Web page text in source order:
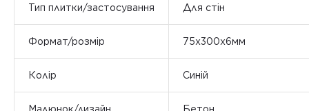
Тип плитки/застосування Для стін
Формат/розмір 75x300x6мм
Колір Синій